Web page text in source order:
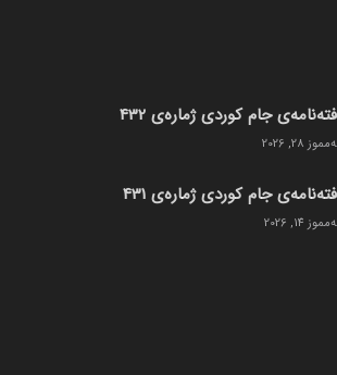
جام کوردی ژمارەی 432
28, 2026
جام کوردی ژمارەی 431
14, 2026